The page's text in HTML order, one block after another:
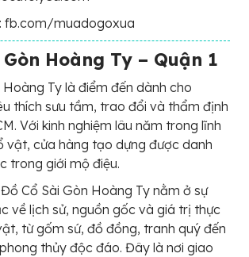
fb.com/muadogoxua
Hoàng Ty – Quận 1
Ty là điểm đến dành cho
thích sưu tầm, trao đổi và thẩm định
Với kinh nghiệm lâu năm trong lĩnh
vật, cửa hàng tạo dựng được danh
trong giới mộ điệu.
Cổ Sài Gòn Hoàng Ty nằm ở sự
về lịch sử, nguồn gốc và giá trị thực
từ gốm sứ, đồ đồng, tranh quý đến
thủy độc đáo. Đây là nơi giao